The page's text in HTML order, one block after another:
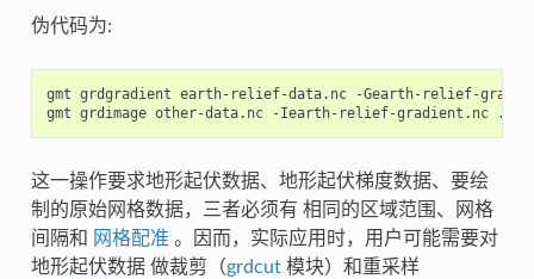
伪代码为:
gmt grdgradient earth-relief-data.nc -Gearth-relief-
这一操作要求地形起伏数据、地形起伏梯度数据、要绘
制的原始网格数据，三者必须有 相同的区域范围、网格
间隔和 网格配准 。因而，实际应用时，用户可能需要对
地形起伏数据 做裁剪（grdcut模块）和重采样